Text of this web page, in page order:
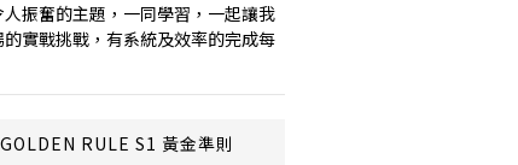
振奮的主題，一同學習，一起讓我
實戰挑戰，有系統及效率的完成每
RULE S1 黃金準則